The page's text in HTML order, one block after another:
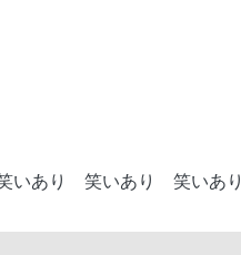
いあり 笑いあり 笑いあり